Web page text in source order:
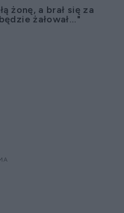
żonę, a brał się za
żałował..."